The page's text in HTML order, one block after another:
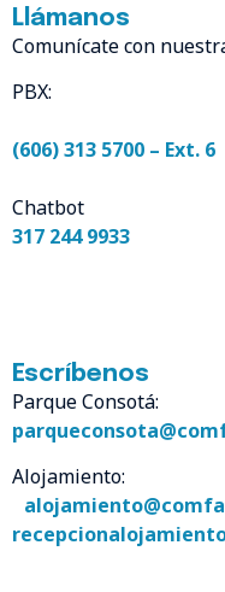
Llámanos
Comunícate con
PBX:
(606) 313 5700 – Ext. 6
Chatbot
317 244 9933
Escríbenos
Parque Consotá:
Alojamiento: